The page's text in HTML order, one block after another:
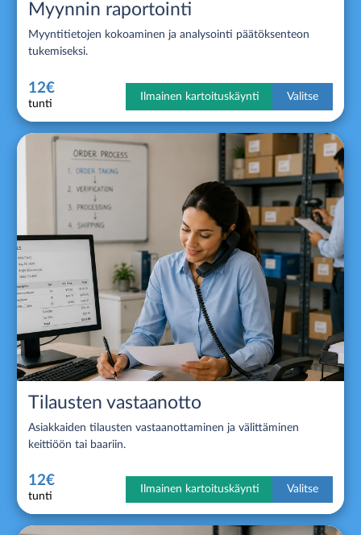
Myynnin raportointi
Myyntitietojen kokoaminen ja analysointi päätöksenteon
tukemiseksi.
12€
tunti
Ilmainen kartoituskäynti Valitse
Tilausten vastaanotto
Asiakkaiden tilausten vastaanottaminen ja välittäminen
keittiöön tai baariin.
12€
tunti
Ilmainen kartoituskäynti Valitse